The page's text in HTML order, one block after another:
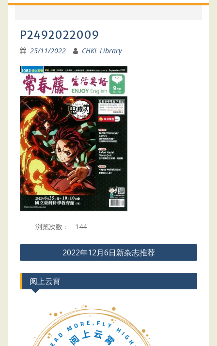
P2492022009
25/11/2022 CHKL Library
浏览次数： 144
Post
navigation
2022年12月6日新杂志推荐
阅上云霄